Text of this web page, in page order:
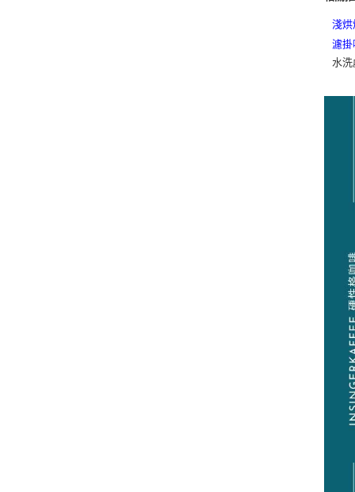
淺烘
濾掛
水洗